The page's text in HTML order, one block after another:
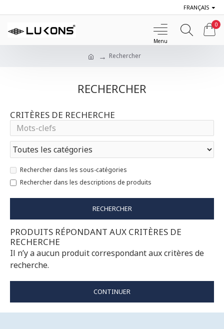
FRANÇAIS
0
Rechercher
RECHERCHER
CRITÈRES DE RECHERCHE
Rechercher dans les sous-catégories
Rechercher dans les descriptions de produits
RECHERCHER
PRODUITS RÉPONDANT AUX CRITÈRES DE
RECHERCHE
Il n’y a aucun produit correspondant aux critères de
recherche.
CONTINUER